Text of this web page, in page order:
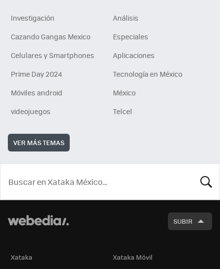
Investigación
Análisis
Cazando Gangas Mexico
Especiales
Celulares y Smartphones
Aplicaciones
Prime Day 2024
Tecnología en México
Móviles android
México
videojuegos
Telcel
VER MÁS TEMAS
SUBIR
Xataka Xataka Móvil